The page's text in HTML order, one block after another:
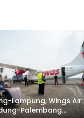
Lampung, Wings Air
Palembang